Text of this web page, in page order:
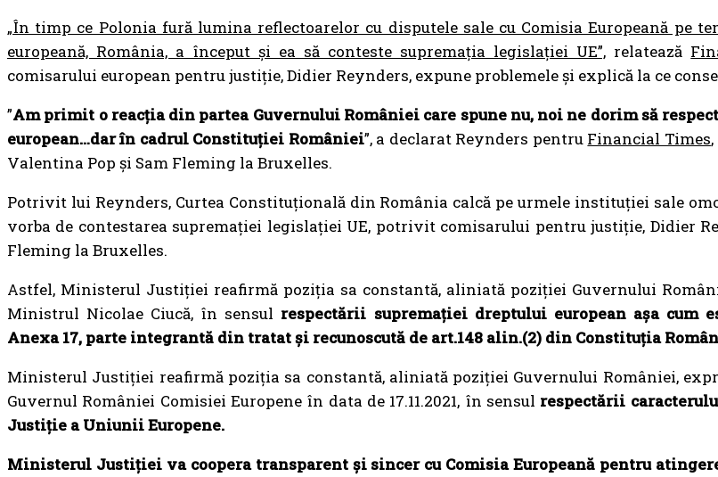
„În timp ce Polonia fură lumina reflectoarelor cu disputele sale cu Comisia Europeană pe
europeană, România, a început și ea să conteste supremația legislației UE”, relatează
comisarului european pentru justiție, Didier Reynders, expune problemele și explică la ce
”Am primit o reacția din partea Guvernului României care spune nu, noi ne dorim să
european…dar în cadrul Constituției României”, a declarat Reynders pentru Financial Times
Valentina Pop și Sam Fleming la Bruxelles.
Potrivit lui Reynders, Curtea Constituțională din România calcă pe urmele instituției sale
vorba de contestarea supremației legislației UE, potrivit comisarului pentru justiție, Didier
Fleming la Bruxelles.
Astfel, Ministerul Justiției reafirmă poziția sa constantă, aliniată poziției Guvernului
Ministrul Nicolae Ciucă, în sensul respectării supremației dreptului european așa cum
Anexa 17, parte integrantă din tratat și recunoscută de art.148 alin.(2) din Constituția
Ministerul Justiției reafirmă poziția sa constantă, aliniată poziției Guvernului României,
Guvernul României Comisiei Europene în data de 17.11.2021, în sensul respectării
Justiție a Uniunii Europene.
Ministerul Justiției va coopera transparent și sincer cu Comisia Europeană pentru